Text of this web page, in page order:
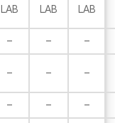
LAB LAB LAB
– – –
– – –
– – –